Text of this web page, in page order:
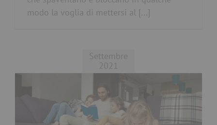
modo la voglia di mettersi al [...]
Settembre
2021